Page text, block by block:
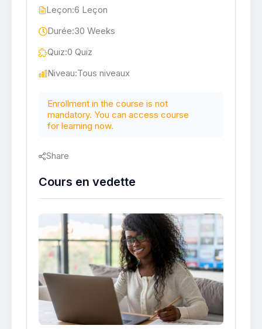
Leçon:6 Leçon
Durée:30 Weeks
Quiz:0 Quiz
Niveau:Tous niveaux
Enrollment in the course is not
mandatory. You can access course
for learning now.
Share
Cours en vedette